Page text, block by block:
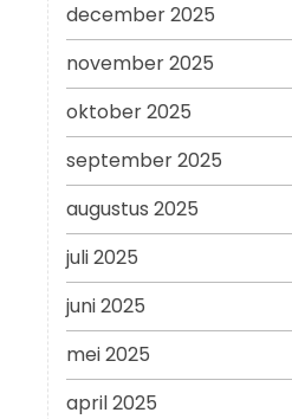
december 2025
november 2025
oktober 2025
september 2025
augustus 2025
juli 2025
juni 2025
mei 2025
april 2025